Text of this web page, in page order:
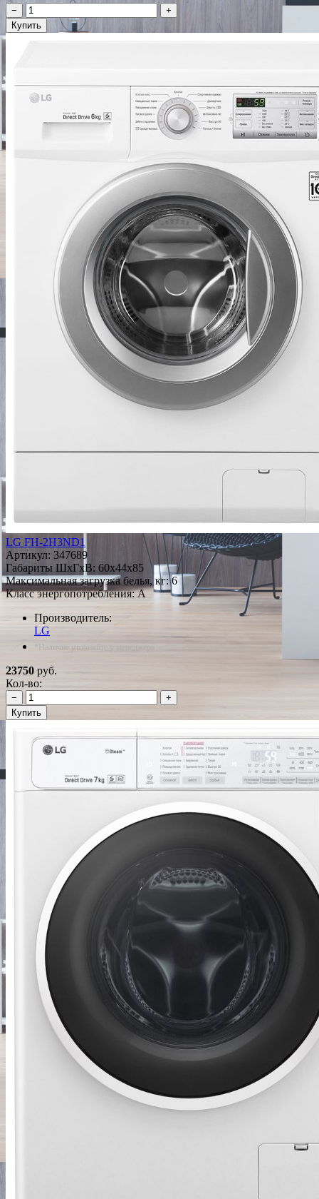
−
+
Купить
LG FH-2H3ND1
Артикул: 347689
Габариты ШxГxВ: 60x44x85
Максимальная загрузка белья, кг: 6
Класс энергопотребления: A
Производитель:
LG
*Наличие уточняйте у менеджера
23750 руб.
Кол-во:
−
+
Купить